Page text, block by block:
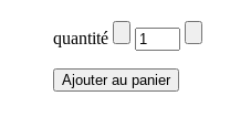
quantité